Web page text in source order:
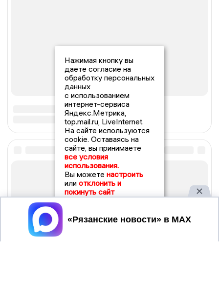
Нажимая кнопку вы
даете согласие на
обработку персональных
данных
с использованием
интернет-сервиса
Яндекс.Метрика,
top.mail.ru, LiveInternet.
На сайте используются
cookie. Оставаясь на
сайте, вы принимаете
все условия
использования.
Вы можете настроить
или отклонить и
покинуть сайт
Принять